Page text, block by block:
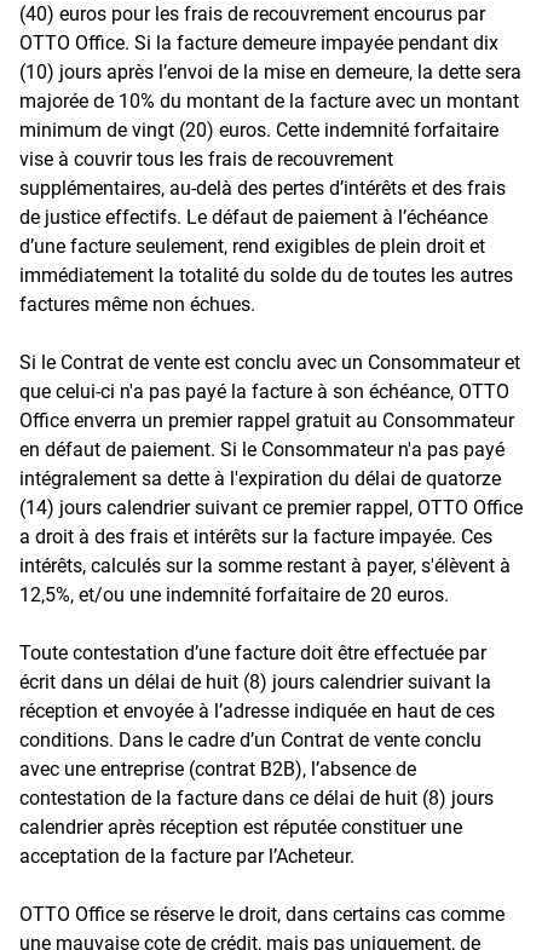
(40) euros pour les frais de recouvrement encourus par
OTTO Office. Si la facture demeure impayée pendant dix
(10) jours après l’envoi de la mise en demeure, la dette sera
majorée de 10% du montant de la facture avec un montant
minimum de vingt (20) euros. Cette indemnité forfaitaire
vise à couvrir tous les frais de recouvrement
supplémentaires, au-delà des pertes d’intérêts et des frais
de justice effectifs. Le défaut de paiement à l’échéance
d’une facture seulement, rend exigibles de plein droit et
immédiatement la totalité du solde du de toutes les autres
factures même non échues.
Si le Contrat de vente est conclu avec un Consommateur et
que celui-ci n'a pas payé la facture à son échéance, OTTO
Office enverra un premier rappel gratuit au Consommateur
en défaut de paiement. Si le Consommateur n'a pas payé
intégralement sa dette à l'expiration du délai de quatorze
(14) jours calendrier suivant ce premier rappel, OTTO Office
a droit à des frais et intérêts sur la facture impayée. Ces
intérêts, calculés sur la somme restant à payer, s'élèvent à
12,5%, et/ou une indemnité forfaitaire de 20 euros.
Toute contestation d’une facture doit être effectuée par
écrit dans un délai de huit (8) jours calendrier suivant la
réception et envoyée à l’adresse indiquée en haut de ces
conditions. Dans le cadre d’un Contrat de vente conclu
avec une entreprise (contrat B2B), l’absence de
contestation de la facture dans ce délai de huit (8) jours
calendrier après réception est réputée constituer une
acceptation de la facture par l’Acheteur.
OTTO Office se réserve le droit, dans certains cas comme
une mauvaise cote de crédit, mais pas uniquement, de